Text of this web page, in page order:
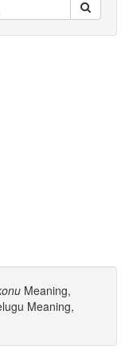
Meaning,
Meaning,